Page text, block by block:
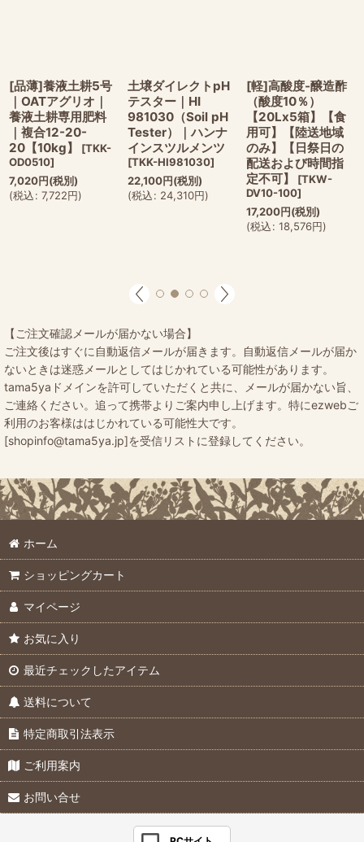
[品薄]養液土耕5号
｜OATアグリオ｜
養液土耕専用肥料
｜複合12-20-
20【10kg】
[TKK-
OD0510]
7,020円(税別)
(税込: 7,722円)
土壌ダイレクトpH
テスター｜HI
981030（Soil pH
Tester）｜ハンナ
インスツルメンツ
[TKK-HI981030]
22,100円(税別)
(税込: 24,310円)
[軽]高酸度-醸造酢
（酸度10％）
【20Lx5箱】【食
用可】【陸送地域
のみ】【日祭日の
配送および時間指
定不可】
[TKW-
DV10-100]
17,200円(税別)
(税込: 18,576円)
【ご注文確認メールが届かない場合】
ご注文後はすぐに自動返信メールが届きます。自動返信メールが届か
ないときは迷惑メールとしてはじかれている可能性があります。
tama5yaドメインを許可していただくと共に、メールが届かない旨、
ご連絡ください。追って携帯よりご案内申し上げます。特にezwebご
利用のお客様ははじかれている可能性大です。
[shopinfo@tama5ya.jp]を受信リストに登録してください。
ホーム
ショッピングカート
マイページ
お気に入り
最近チェックしたアイテム
送料について
特定商取引法表示
ご利用案内
お問い合せ